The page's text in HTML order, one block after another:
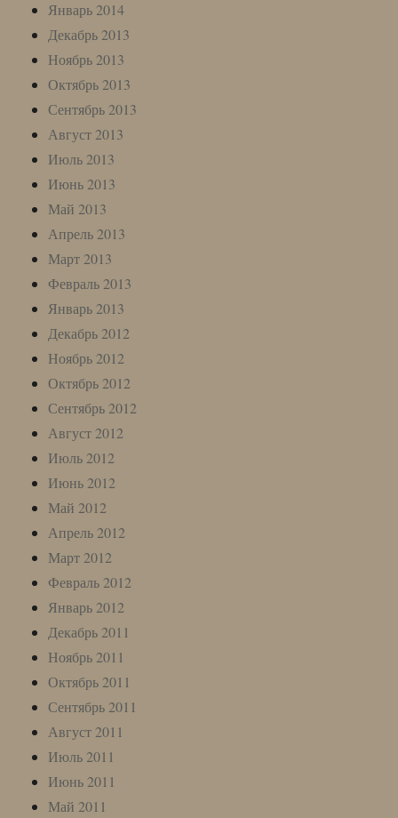
Январь 2014
Декабрь 2013
Ноябрь 2013
Октябрь 2013
Сентябрь 2013
Август 2013
Июль 2013
Июнь 2013
Май 2013
Апрель 2013
Март 2013
Февраль 2013
Январь 2013
Декабрь 2012
Ноябрь 2012
Октябрь 2012
Сентябрь 2012
Август 2012
Июль 2012
Июнь 2012
Май 2012
Апрель 2012
Март 2012
Февраль 2012
Январь 2012
Декабрь 2011
Ноябрь 2011
Октябрь 2011
Сентябрь 2011
Август 2011
Июль 2011
Июнь 2011
Май 2011